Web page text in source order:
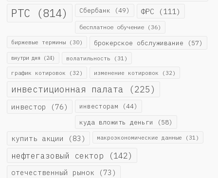
РТС (814) Сбербанк (49) ФРС (111)
бесплатное обучение (36)
биржевые термины (30) брокерское обслуживание (57)
внутри дня (24) волатильность (31)
график котировок (32) изменение котировок (32)
инвестиционная палата (225)
инвестор (76) инвесторам (44)
куда вложить деньги (58)
купить акции (83) макроэкономические данные (31)
нефтегазовый сектор (142)
отечественный рынок (73)